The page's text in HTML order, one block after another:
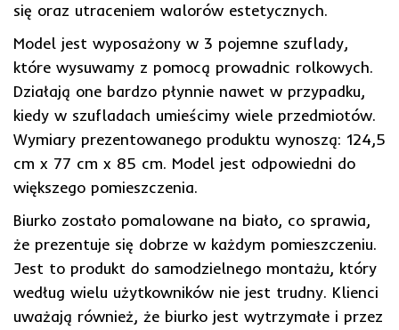
się oraz utraceniem walorów estetycznych.
Model jest wyposażony w 3 pojemne szuflady,
które wysuwamy z pomocą prowadnic rolkowych.
Działają one bardzo płynnie nawet w przypadku,
kiedy w szufladach umieścimy wiele przedmiotów.
Wymiary prezentowanego produktu wynoszą: 124,5
cm x 77 cm x 85 cm. Model jest odpowiedni do
większego pomieszczenia.
Biurko zostało pomalowane na biało, co sprawia,
że prezentuje się dobrze w każdym pomieszczeniu.
Jest to produkt do samodzielnego montażu, który
według wielu użytkowników nie jest trudny. Klienci
uważają również, że biurko jest wytrzymałe i przez